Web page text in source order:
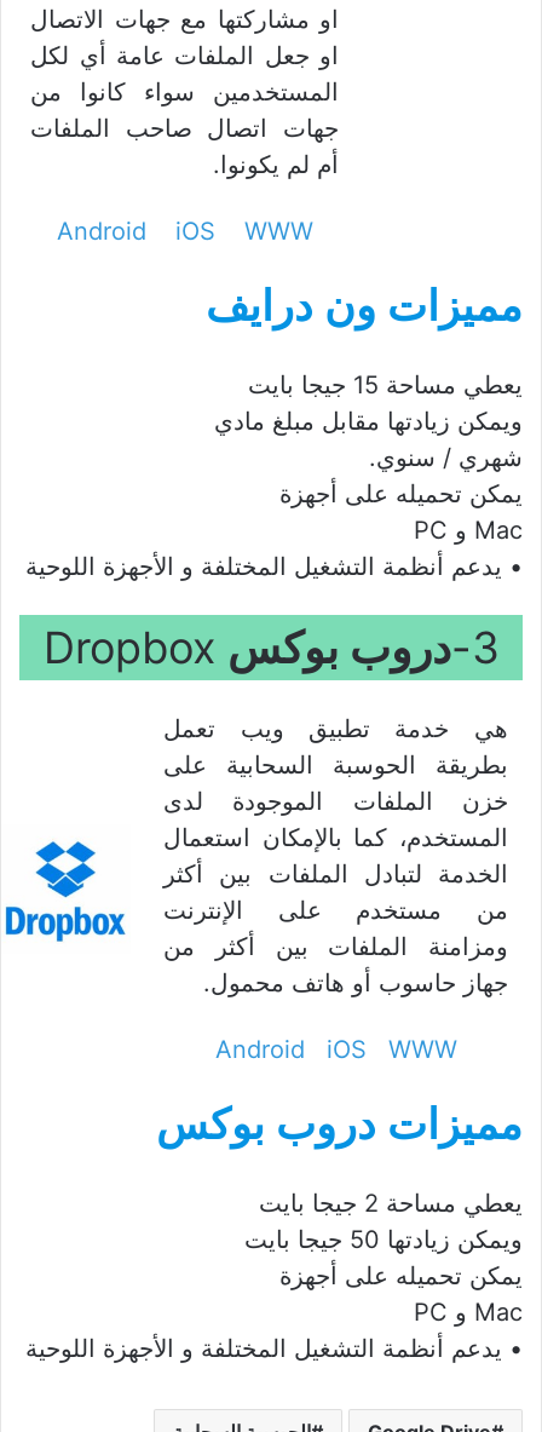
او مشاركتها مع جهات الاتصال
او جعل الملفات عامة أي لكل
المستخدمين سواء كانوا من
جهات اتصال صاحب الملفات
أم لم يكونوا.
Android iOS WWW
مميزات ون درايف
يعطي مساحة 15 جيجا بايت
ويمكن زيادتها مقابل مبلغ مادي
شهري / سنوي.
يمكن تحميله على أجهزة
Mac و PC
• يدعم أنظمة التشغيل المختلفة و الأجهزة اللوحية
3- دروب بوكس
هي خدمة تطبيق ويب تعمل
بطريقة الحوسبة السحابية على
خزن الملفات الموجودة لدى
المستخدم، كما بالإمكان استعمال
الخدمة لتبادل الملفات بين أكثر
من مستخدم على الإنترنت
ومزامنة الملفات بين أكثر من
جهاز حاسوب أو هاتف محمول.
Android iOS WWW
مميزات دروب بوكس
يعطي مساحة 2 جيجا بايت
ويمكن زيادتها 50 جيجا بايت
يمكن تحميله على أجهزة
Mac و PC
• يدعم أنظمة التشغيل المختلفة و الأجهزة اللوحية